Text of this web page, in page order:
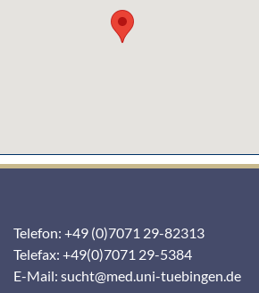
Telefon: +49 (0)7071 29-82313
Telefax: +49(0)7071 29-5384
E-Mail: sucht@med.uni-tuebingen.de